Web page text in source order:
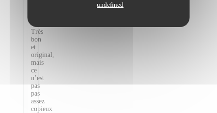
undefined
Très
bon
et
original,
mais
ce
n’est
pas
pas
assez
copieux